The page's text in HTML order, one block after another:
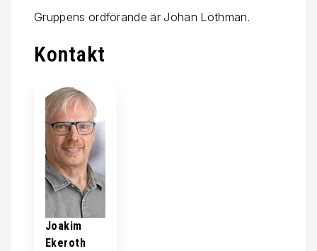
Gruppens ordförande är Johan Löthman.
Kontakt
Joakim
Ekeroth